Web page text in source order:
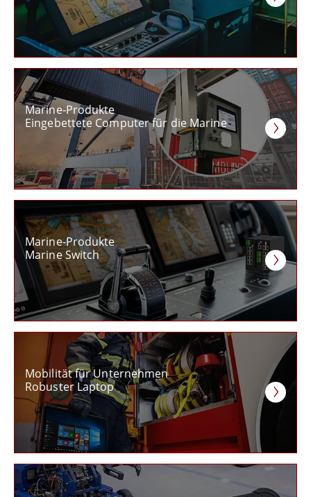
Marine-Produkte
Eingebettete Computer für die Marine
Marine-Produkte
Marine Switch
Mobilität für Unternehmen
Robuster Laptop